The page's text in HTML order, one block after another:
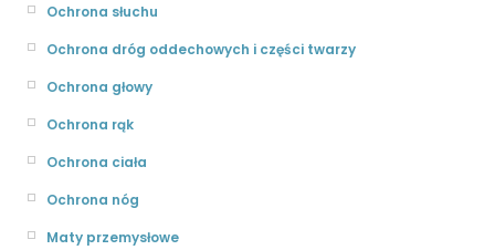
Ochrona słuchu
Ochrona dróg oddechowych i części twarzy
Ochrona głowy
Ochrona rąk
Ochrona ciała
Ochrona nóg
Maty przemysłowe